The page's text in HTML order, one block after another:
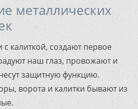
металлических
с калиткой, создают первое
наш глаз, провожают и
защитную функцию.
ворота и калитки бывают из